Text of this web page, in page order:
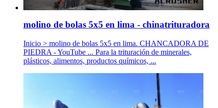
molino de bolas 5x5 en lima - chinatrituradora
Inicio > molino de bolas 5x5 en lima. CHANCADORA DE
PIEDRA - YouTube ... Para la trituración de minerales,
plásticos, alimentos, productos químicos, ...